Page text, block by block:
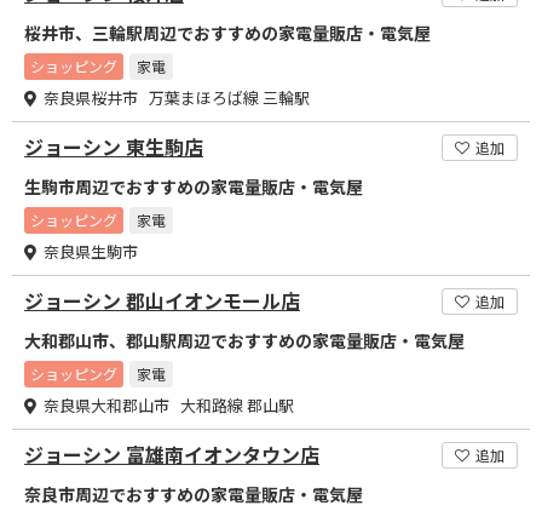
桜井市、三輪駅周辺でおすすめの家電量販店・電気屋
ショッピング 家電
奈良県桜井市 万葉まほろば線 三輪駅
ジョーシン 東生駒店 追加
生駒市周辺でおすすめの家電量販店・電気屋
ショッピング 家電
奈良県生駒市
ジョーシン 郡山イオンモール店 追加
大和郡山市、郡山駅周辺でおすすめの家電量販店・電気屋
ショッピング 家電
奈良県大和郡山市 大和路線 郡山駅
ジョーシン 富雄南イオンタウン店 追加
奈良市周辺でおすすめの家電量販店・電気屋